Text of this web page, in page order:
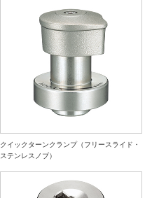
クイックターンクランプ（フリースライド・
ステンレスノブ）